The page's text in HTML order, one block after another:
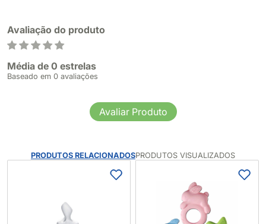
Avaliação do produto
Média de 0 estrelas
Baseado em 0 avaliações
Avaliar Produto
PRODUTOS RELACIONADOSPRODUTOS VISUALIZADOS